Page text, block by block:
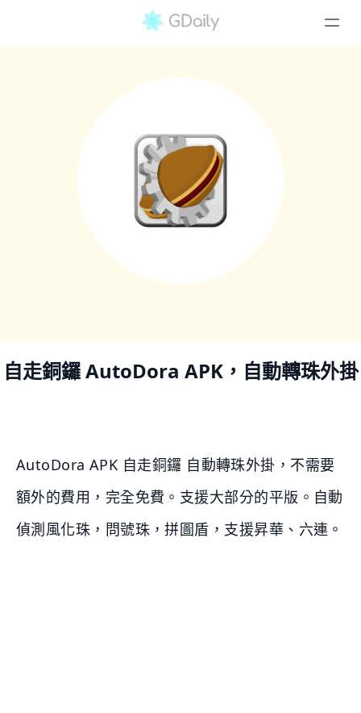
自走銅鑼 AutoDora APK，自動轉珠外掛
AutoDora APK 自走銅鑼 自動轉珠外掛，不需要
額外的費用，完全免費。支援大部分的平版。自動
偵測風化珠，問號珠，拼圖盾，支援昇華、六連。